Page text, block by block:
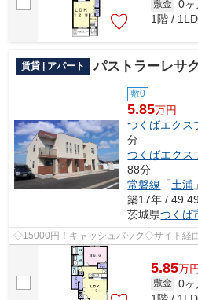
敷金 0ヶ
1階 /
賃貸 | アパート パストラーレサ
敷0
5.85万円
つくばエクス
分
つくばエクス
88分
常磐線 「土浦
築17年 /
茨城県つくば
◇15000円！キャッシュバック◇サイト経
5.85万円
敷金 0ヶ